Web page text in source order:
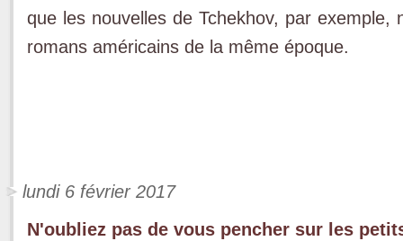
que les nouvelles de Tchekhov, par
romans américains de la même époque.
lundi 6 février 2017
N'oubliez pas de vous pencher sur les